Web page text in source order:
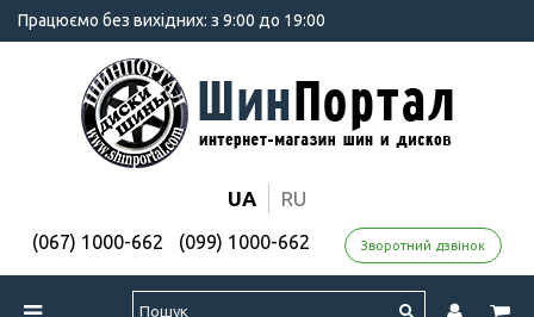
Працюємо без вихідних: з 9:00 до 19:00
UA RU
(067) 1000-662 (099) 1000-662 Зворотний дзвінок